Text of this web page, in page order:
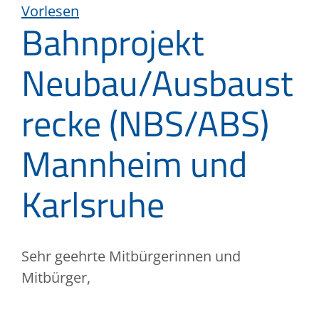
Vorlesen
Bahnprojekt
Neubau/Ausbaust
recke (NBS/ABS)
Mannheim und
Karlsruhe
Sehr geehrte Mitbürgerinnen und
Mitbürger,